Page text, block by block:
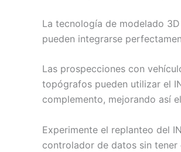
La tecnología de modelado
pueden integrarse
Las prospecciones con
topógrafos pueden utilizar el
complemento, mejorando así
Experimente el replanteo del
controlador de datos sin tener